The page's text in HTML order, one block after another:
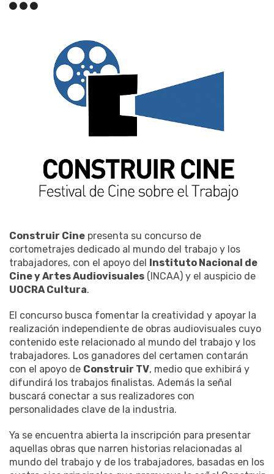
Construir Cine presenta su concurso de
cortometrajes dedicado al mundo del trabajo y los
trabajadores, con el apoyo del Instituto Nacional de
Cine y Artes Audiovisuales (INCAA) y el auspicio de
UOCRA Cultura.
El concurso busca fomentar la creatividad y apoyar la
realización independiente de obras audiovisuales cuyo
contenido este relacionado al mundo del trabajo y los
trabajadores. Los ganadores del certamen contarán
con el apoyo de Construir TV, medio que exhibirá y
difundirá los trabajos finalistas. Además la señal
buscará conectar a sus realizadores con
personalidades clave de la industria.
Ya se encuentra abierta la inscripción para presentar
aquellas obras que narren historias relacionadas al
mundo del trabajo y de los trabajadores, basadas en los